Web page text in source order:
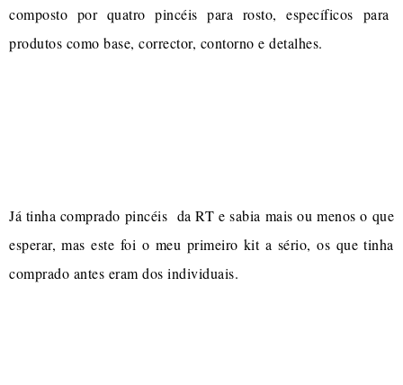
composto por quatro pincéis para rosto, específicos para
produtos como base, corrector, contorno e detalhes.
Já tinha comprado pincéis da RT e sabia mais ou menos o que
esperar, mas este foi o meu primeiro kit a sério, os que tinha
comprado antes eram dos individuais.